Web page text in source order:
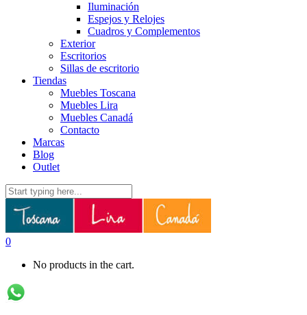
Iluminación
Espejos y Relojes
Cuadros y Complementos
Exterior
Escritorios
Sillas de escritorio
Tiendas
Muebles Toscana
Muebles Lira
Muebles Canadá
Contacto
Marcas
Blog
Outlet
0
No products in the cart.